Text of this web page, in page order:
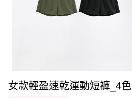
女款輕盈速乾運動短褲_4色